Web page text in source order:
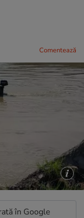
Comentează
în Google